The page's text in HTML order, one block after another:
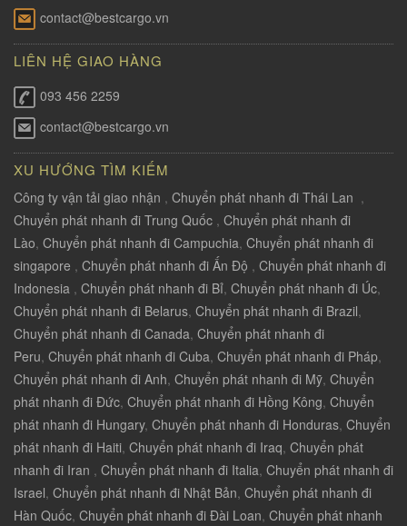
contact@bestcargo.vn
LIÊN HỆ GIAO HÀNG
093 456 2259
contact@bestcargo.vn
XU HƯỚNG TÌM KIẾM
Công ty vận tải giao nhận , Chuyển phát nhanh đi Thái Lan ,
Chuyển phát nhanh đi Trung Quốc , Chuyển phát nhanh đi
Lào, Chuyển phát nhanh đi Campuchia, Chuyển phát nhanh đi
singapore , Chuyển phát nhanh đi Ấn Độ , Chuyển phát nhanh đi
Indonesia , Chuyển phát nhanh đi Bỉ, Chuyển phát nhanh đi Úc,
Chuyển phát nhanh đi Belarus, Chuyển phát nhanh đi Brazil,
Chuyển phát nhanh đi Canada, Chuyển phát nhanh đi
Peru, Chuyển phát nhanh đi Cuba, Chuyển phát nhanh đi Pháp,
Chuyển phát nhanh đi Anh, Chuyển phát nhanh đi Mỹ, Chuyển
phát nhanh đi Đức, Chuyển phát nhanh đi Hồng Kông, Chuyển
phát nhanh đi Hungary, Chuyển phát nhanh đi Honduras, Chuyển
phát nhanh đi Haiti, Chuyển phát nhanh đi Iraq, Chuyển phát
nhanh đi Iran , Chuyển phát nhanh đi Italia, Chuyển phát nhanh đi
Israel, Chuyển phát nhanh đi Nhật Bản, Chuyển phát nhanh đi
Hàn Quốc, Chuyển phát nhanh đi Đài Loan, Chuyển phát nhanh